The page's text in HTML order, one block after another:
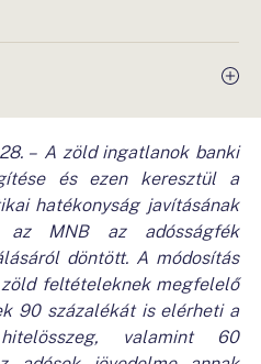
– A zöld ingatlanok banki
és ezen keresztül a
hatékonyság javításának
az MNB az adósságfék
döntött. A módosítás
feltételeknek megfelelő
90 százalékát is elérheti a
valamint 60